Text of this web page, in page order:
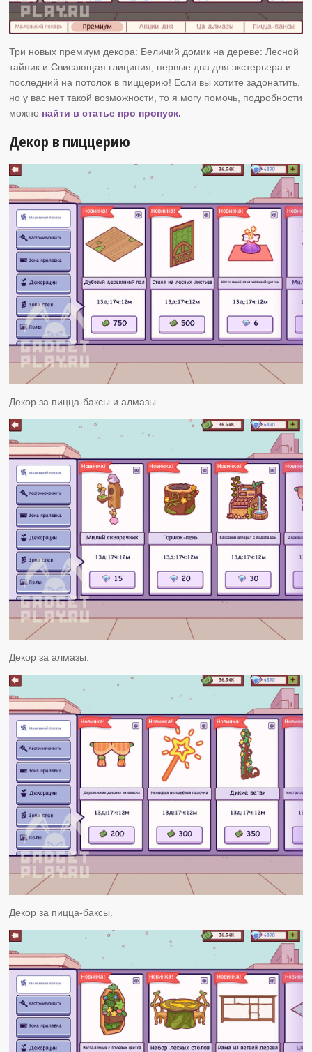
Три новых премиум декора: Беличий домик на дереве: Лесной
тайник и Свисающая глициния, первые два для экстерьера и
последний на потолок в пиццерию! Если вы хотите задонатить,
но у вас нет такой возможности, то я могу помочь, подробности
можно найти в статье про пропуск.
Декор в пиццерию
Декор за пицца-баксы и алмазы.
Декор за алмазы.
Декор за пицца-баксы.